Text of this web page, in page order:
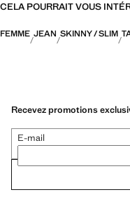
CELA POURRAIT VOUS
FEMME JEAN SKINNY / SLIM
Recevez promotions
E-mail